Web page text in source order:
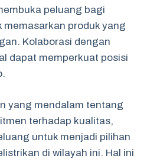
peluang bagi
memasarkan produk yang
Kolaborasi dengan
dapat memperkuat posisi
yang mendalam tentang
terhadap kualitas,
untuk menjadi pilihan
di wilayah ini. Hal ini